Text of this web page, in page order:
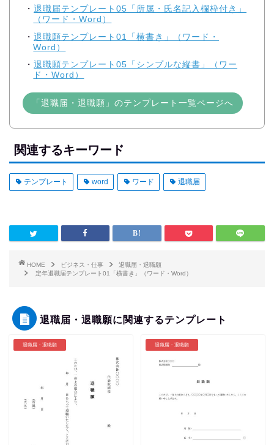
退職届テンプレート05「所属・氏名記入欄枠付き」
（ワード・Word）
退職願テンプレート01「横書き」（ワード・
Word）
退職願テンプレート05「シンプルな縦書」（ワー
ド・Word）
「退職届・退職願」のテンプレート一覧ページへ
関連するキーワード
テンプレート word ワード 退職届
HOME ビジネス・仕事
退職届・退職願
定年退職届テンプレート01「横書き」（ワード・Word）
退職届・退職願に関連するテンプレート
退職届・退職願 退職届・退職願